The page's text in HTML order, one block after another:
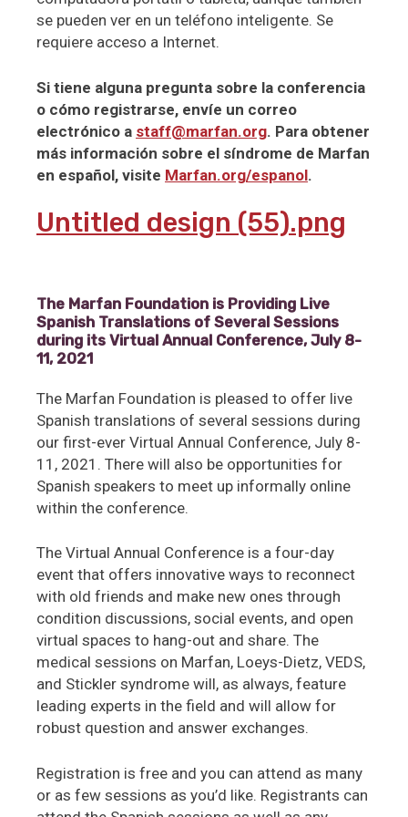
se pueden ver en un teléfono inteligente. Se
requiere acceso a Internet.
Si tiene alguna pregunta sobre la conferencia
o cómo registrarse, envíe un correo
electrónico a staff@marfan.org. Para obtener
más información sobre el síndrome de Marfan
en español, visite Marfan.org/espanol.
Untitled design (55).png
The Marfan Foundation is Providing Live
Spanish Translations of Several Sessions
during its Virtual Annual Conference, July 8-
11, 2021
The Marfan Foundation is pleased to offer live
Spanish translations of several sessions during
our first-ever Virtual Annual Conference, July 8-
11, 2021. There will also be opportunities for
Spanish speakers to meet up informally online
within the conference.
The Virtual Annual Conference is a four-day
event that offers innovative ways to reconnect
with old friends and make new ones through
condition discussions, social events, and open
virtual spaces to hang-out and share. The
medical sessions on Marfan, Loeys-Dietz, VEDS,
and Stickler syndrome will, as always, feature
leading experts in the field and will allow for
robust question and answer exchanges.
Registration is free and you can attend as many
or as few sessions as you’d like. Registrants can